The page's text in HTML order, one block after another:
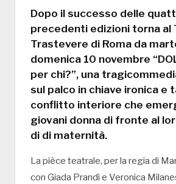
Dopo il successo delle
precedenti edizioni torna al
Trastevere di Roma da
domenica 10 novembre
per chi?”, una
sul palco in chiave ironica e
conflitto interiore che
giovani donna di fronte al
di di maternità.
La pièce teatrale, per la regia di
con Giada Prandi e Veronica